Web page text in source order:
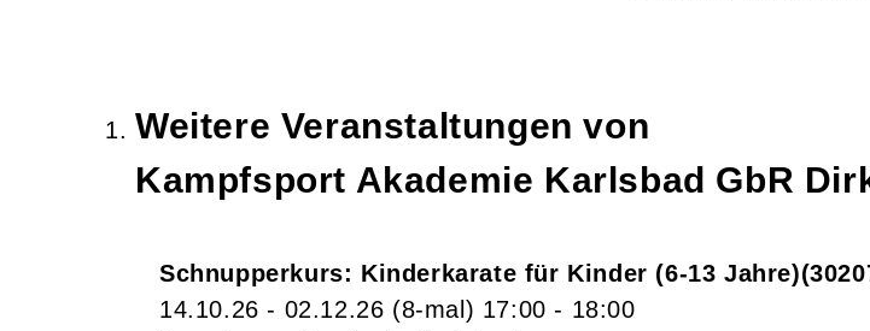
Weitere Veranstaltungen von
Kampfsport Akademie Karlsbad GbR
Schnupperkurs: Kinderkarate für Kinder (6-13 Jahre)
14.10.26 - 02.12.26 (8-mal) 17:00 - 18:00